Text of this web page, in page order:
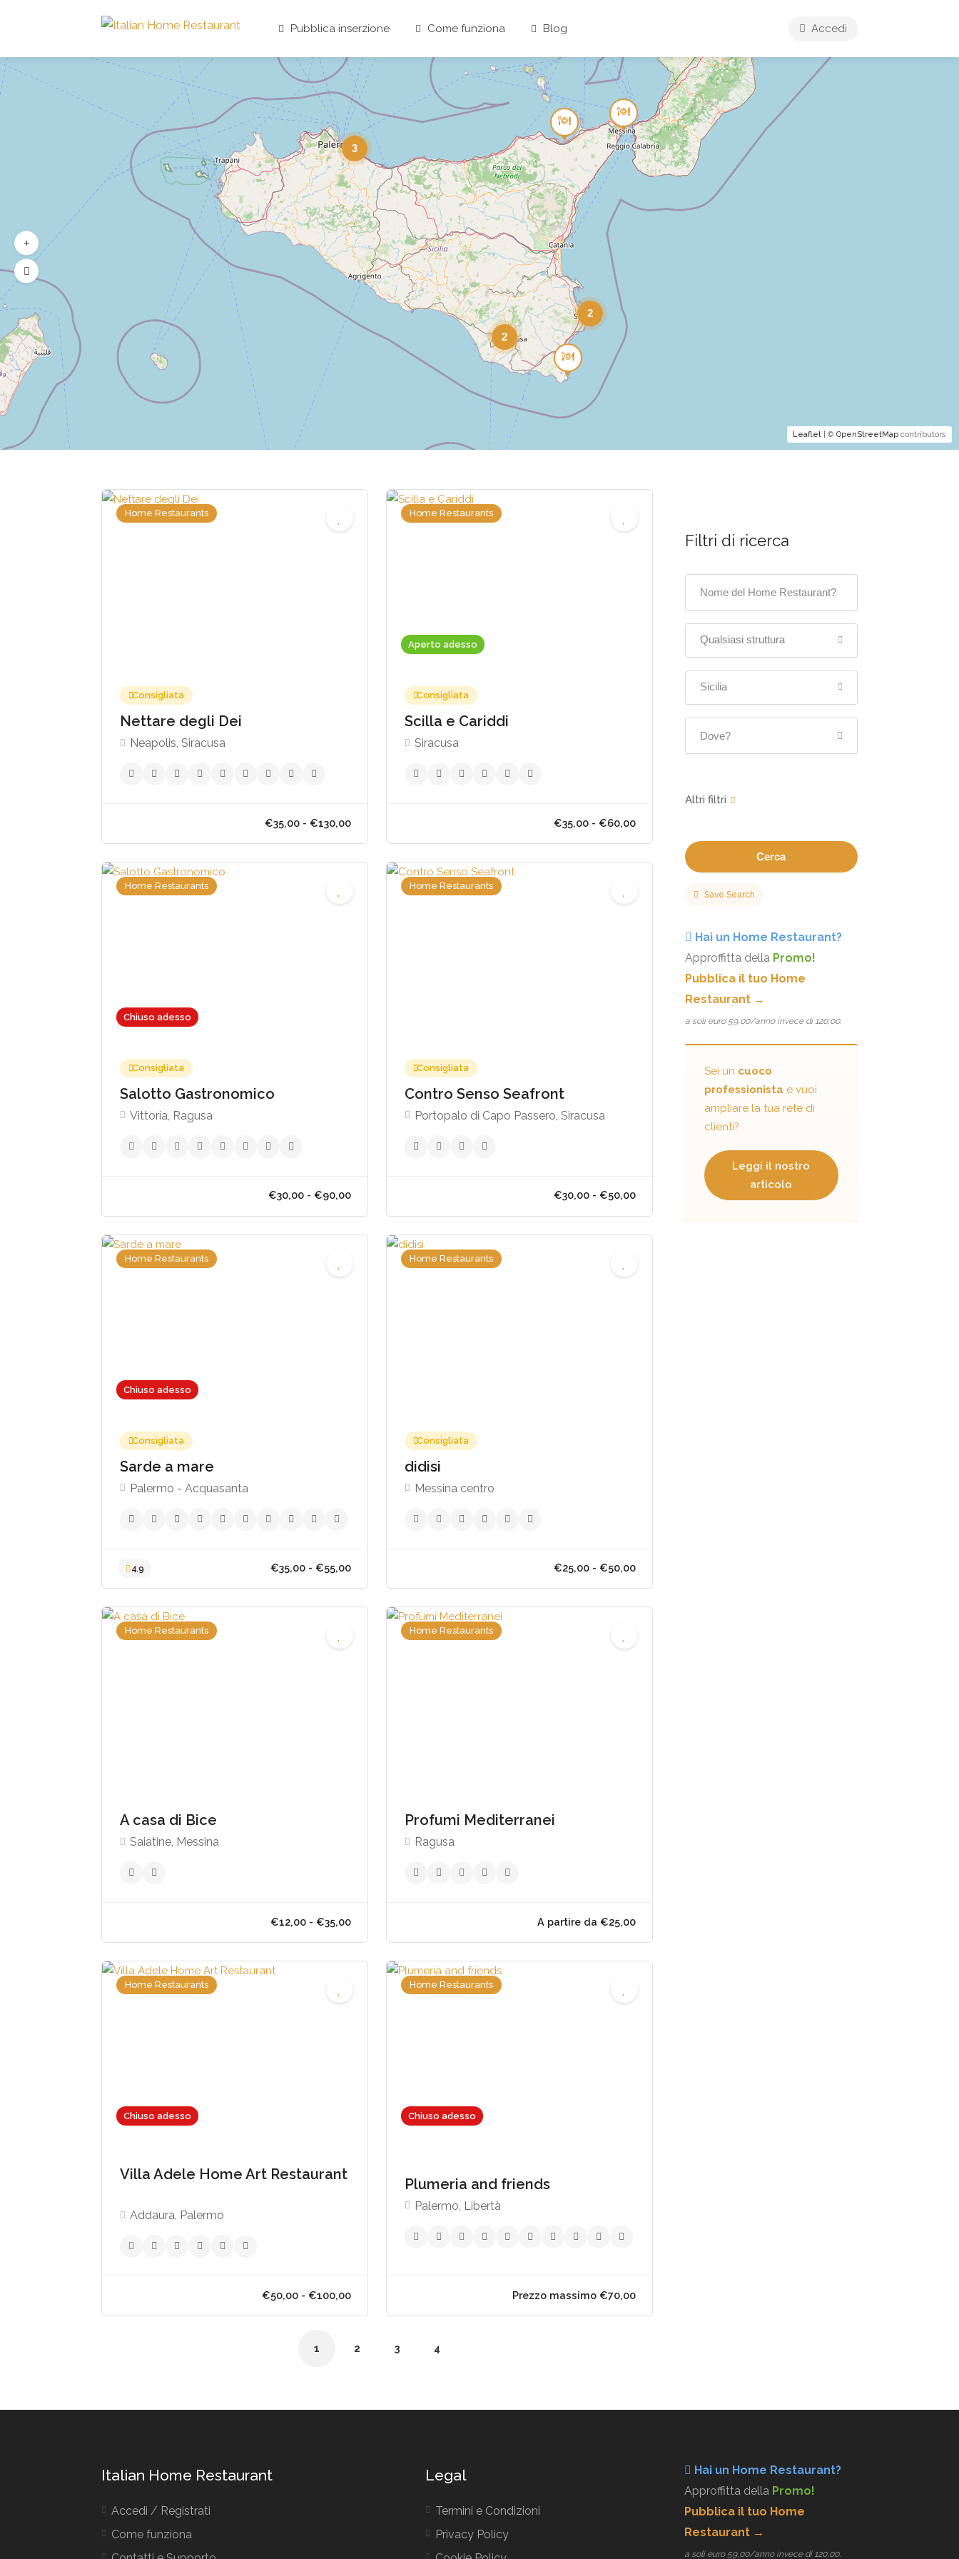
Pubblica inserzione Come funziona Blog Accedi
3
2
2
Leaflet | © OpenStreetMap contributors
Home Restaurants
Consigliata
Nettare degli Dei
Neapolis, Siracusa
Aperto adesso
Home Restaurants
Consigliata
Scilla e Cariddi
Siracusa
Chiuso adesso
Home Restaurants
Consigliata
Salotto Gastronomico
Vittoria, Ragusa
Home Restaurants
Consigliata
Contro Senso Seafront
Portopalo di Capo Passero, Siracusa
Chiuso adesso
Home Restaurants
Consigliata
Sarde a mare
Palermo - Acquasanta
Home Restaurants
Consigliata
didisi
Messina centro
Home Restaurants
A casa di Bice
Saiatine, Messina
Home Restaurants
Profumi Mediterranei
Ragusa
Chiuso adesso
Home Restaurants
Villa Adele Home Art Restaurant
Addaura, Palermo
Chiuso adesso
Home Restaurants
Plumeria and friends
Palermo, Libertà
Prezzo massimo €70,00
1 2 3 4
Filtri di ricerca
Qualsiasi struttura
Sicilia
Cerca
Save Search
Hai un Home Restaurant?
Approffitta della Promo!
Pubblica il tuo Home
Restaurant →
a soli euro 59,00/anno invece di 120,00.
Sei un cuoco
professionista e vuoi
ampliare la tua rete di
clienti?
Leggi il nostro
articolo
Italian Home Restaurant
Accedi / Registrati
Come funziona
Legal
Termini e Condizioni
Privacy Policy
Hai un Home Restaurant?
Approffitta della Promo!
Pubblica il tuo Home
Restaurant →
a soli euro 59,00/anno invece di 120,00.